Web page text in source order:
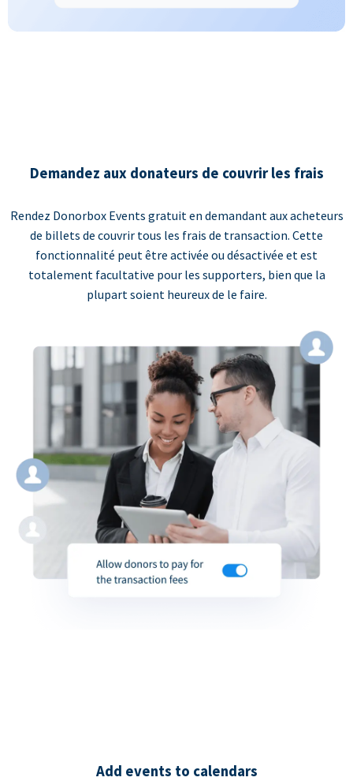
Demandez aux donateurs de couvrir les frais
Rendez Donorbox Events gratuit en demandant aux acheteurs
de billets de couvrir tous les frais de transaction. Cette
fonctionnalité peut être activée ou désactivée et est
totalement facultative pour les supporters, bien que la
plupart soient heureux de le faire.
Add events to calendars